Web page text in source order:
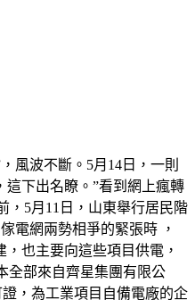
風波不斷。5月14日，一則
這下出名瞭。”看到網上瘋轉
，5月11日，山東舉行居民階
電網兩勢相爭的緊張時 ，
也主要向這些項目供電，
全部來自齊星集團有限公
，為工業項目自備電廠的企